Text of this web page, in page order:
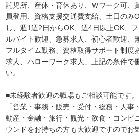
託児所、産休・育休あり、Ｗワーク可、
員登用、資格支援交通費支給、土日のみ
し、週1週2日からOK、週4日以上OK、
ルバイト歓迎、急募求人、初心者歓迎、
フルタイム勤務、資格取得サポート制度
求人、ハローワーク求人」上記の条件で
い。
■未経験者歓迎の職場もご相談可能です。
「営業・事務・販売・受付・総務・人事
動産・金融・旅行・観光・飲食・コンビ
ウンドをお持ちの方も大歓迎ですのでお